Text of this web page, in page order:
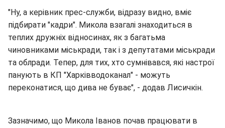
"Ну, а керівник прес-служби, відразу видно, вміє
підбирати "кадри". Микола взагалі знаходиться в
теплих дружніх відносинах, як з багатьма
чиновниками міськради, так і з депутатами міськради
та облради. Тепер, для тих, хто сумнівався, які настрої
панують в КП "Харківводоканал" - можуть
переконатися, що дива не буває", - додав Лисичкін.
Зазначимо, що Микола Іванов почав працювати в